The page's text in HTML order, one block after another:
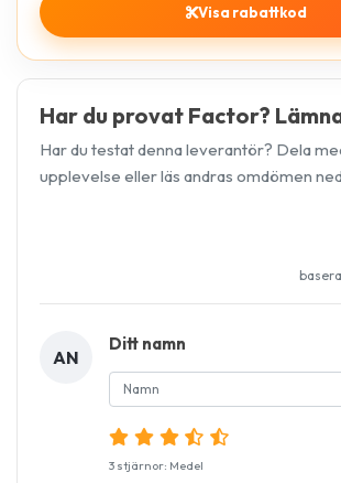
Visa rabattkod
Har du provat Factor?
Har du testat denna leverantör? Dela
upplevelse eller läs andras omdömen
AN
Ditt namn
3 stjärnor: Medel